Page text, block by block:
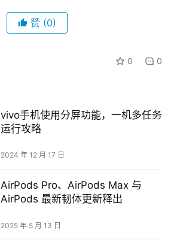
赞 (0)
0 0
vivo手机使用分屏功能，一机多任务
运行攻略
2024 年 12 月 17 日
AirPods Pro、AirPods Max 与
AirPods 最新韧体更新释出
2025 年 5 月 13 日